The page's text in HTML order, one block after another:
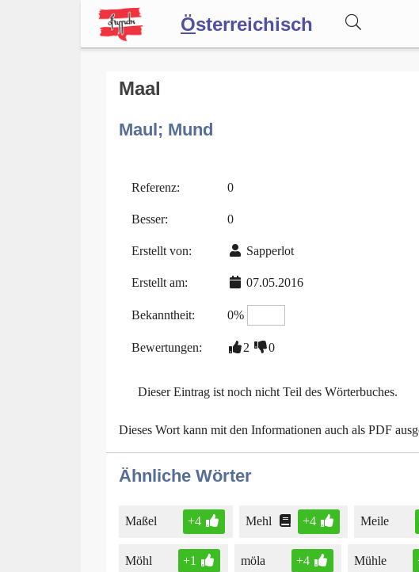
Österreichisch
Forum
Blog
Maal
Maul; Mund
Referenz: 0
Besser: 0
Erstellt von: Sapperlot
Erstellt am: 07.05.2016
Bekanntheit: 0%
Bewertungen: 2 0
Dieser Eintrag ist noch nicht Teil des Wörterbuches.
Dieses Wort kann mit den Informationen auch als PDF
Ähnliche Wörter
Maßel +4 Mehl +4 Meile
Möhl +1 möla +4 Mühle